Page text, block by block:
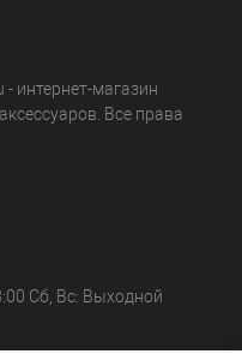
интернет-магазин
Все права
Сб, Вс: Выходной